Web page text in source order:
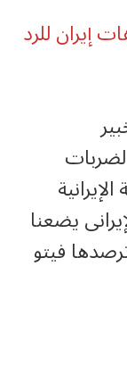
إيران للرد
يضعنا
فيتو